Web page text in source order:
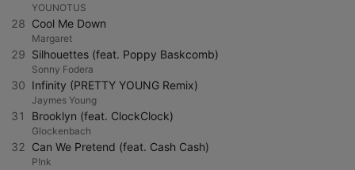
YOUNOTUS
28 Cool Me Down
Margaret
29 Silhouettes (feat. Poppy Baskcomb)
Sonny Fodera
30 Infinity (PRETTY YOUNG Remix)
Jaymes Young
31 Brooklyn (feat. ClockClock)
Glockenbach
32 Can We Pretend (feat. Cash Cash)
P!nk